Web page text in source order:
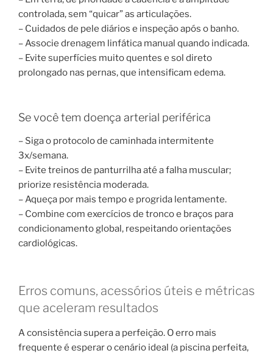
controlada, sem “quicar” as articulações.
– Cuidados de pele diários e inspeção após o banho.
– Associe drenagem linfática manual quando indicada.
– Evite superfícies muito quentes e sol direto
prolongado nas pernas, que intensificam edema.
Se você tem doença arterial periférica
– Siga o protocolo de caminhada intermitente
3x/semana.
– Evite treinos de panturrilha até a falha muscular;
priorize resistência moderada.
– Aqueça por mais tempo e progrida lentamente.
– Combine com exercícios de tronco e braços para
condicionamento global, respeitando orientações
cardiológicas.
Erros comuns, acessórios úteis e métricas
que aceleram resultados
A consistência supera a perfeição. O erro mais
frequente é esperar o cenário ideal (a piscina perfeita,